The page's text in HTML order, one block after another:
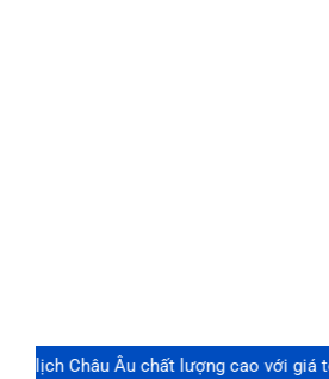
Du lịch Châu Âu chất lượng cao với giá